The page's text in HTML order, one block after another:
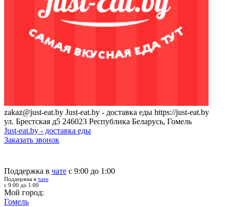
zakaz@just-eat.by Just-eat.by - доставка еды https://just-eat.by
ул. Брестская д5 246023 Республика Беларусь, Гомель
Just-eat.by - доставка еды
Заказать звонок
Поддержка в чате с 9:00 до 1:00
Поддержка в чате
с 9:00 до 1:00
Мой город:
Гомель